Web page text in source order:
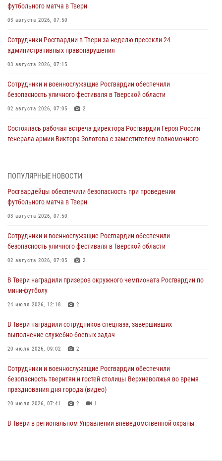
футбольного матча в Твери
03 августа 2026, 07:50
Сотрудники Росгвардии в Твери за неделю пресекли 24
административных правонарушения
03 августа 2026, 07:15
Сотрудники и военнослужащие Росгвардии обеспечили
безопасность уличного фестиваля в Тверской области
02 августа 2026, 07:05 2
Состоялась рабочая встреча директора Росгвардии Героя России
генерала армии Виктора Золотова с заместителем полномочного
31 июля 2026, 05:42 4
Росгвардейцы в Твери приняли участие в молебне, посвященном
Дню Крещения Руси
28 июля 2026, 11:30
Сотрудники вневедомственной охраны совершили 250 выездов и
пресекли 20 правонарушений за неделю в Тверской области
27 июля 2026, 08:29
В Твери наградили призеров окружного чемпионата Росгвардии по
мини-футболу
24 июля 2026, 12:18 2
Росгвардейцы оказали помощь водителю на дороге в городе Кашин
22 июля 2026, 08:35
ПОПУЛЯРНЫЕ НОВОСТИ
Росгвардейцы обеспечили безопасность при проведении
футбольного матча в Твери
03 августа 2026, 07:50
Сотрудники и военнослужащие Росгвардии обеспечили
безопасность уличного фестиваля в Тверской области
02 августа 2026, 07:05 2
В Твери наградили призеров окружного чемпионата Росгвардии по
мини-футболу
24 июля 2026, 12:18 2
В Твери наградили сотрудников спецназа, завершивших
выполнение служебно-боевых задач
20 июля 2026, 09:02 2
Сотрудники и военнослужащие Росгвардии обеспечили
безопасность тверитян и гостей столицы Верхневолжья во время
празднования дня города (видео)
20 июля 2026, 07:41 2 1
В Твери в региональном Управлении вневедомственной охраны